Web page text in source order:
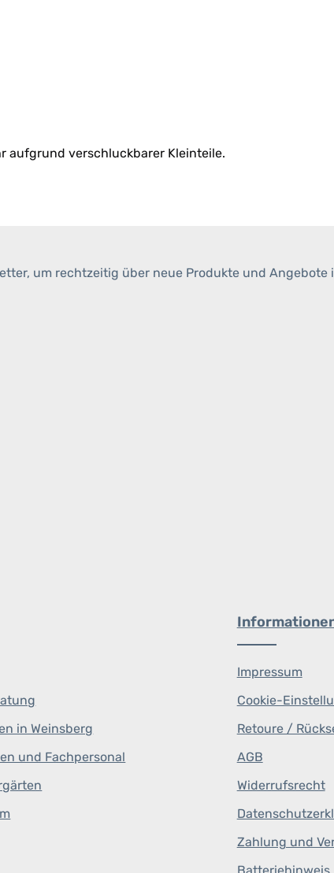
aufgrund verschluckbarer Kleinteile.
um rechtzeitig über neue Produkte und Angebote
in Weinsberg
und Fachpersonal
Impressum
Cookie-
Retoure /
AGB
Widerrufsrecht
Zahlung und